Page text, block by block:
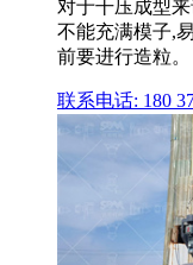
对于干压成型
不能充满模子,
前要进行造粒。
联系电话: 180